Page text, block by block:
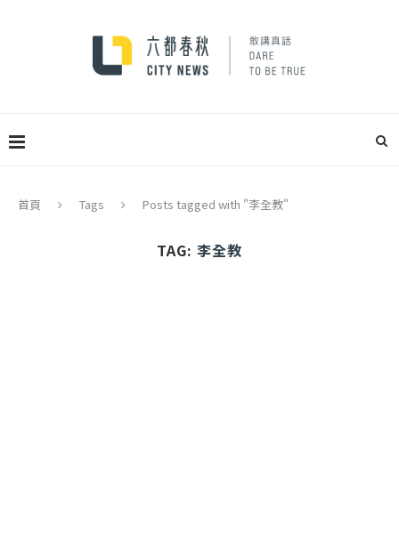
首頁 Tags Posts tagged with "李全教"
TAG: 李全教